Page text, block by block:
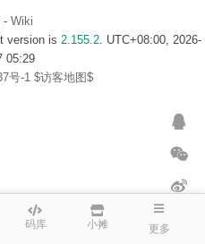
码库 小摊 更多
- Wiki
version is 2.155.2. UTC+08:00, 2026-
05:29
号-1 $访客地图$